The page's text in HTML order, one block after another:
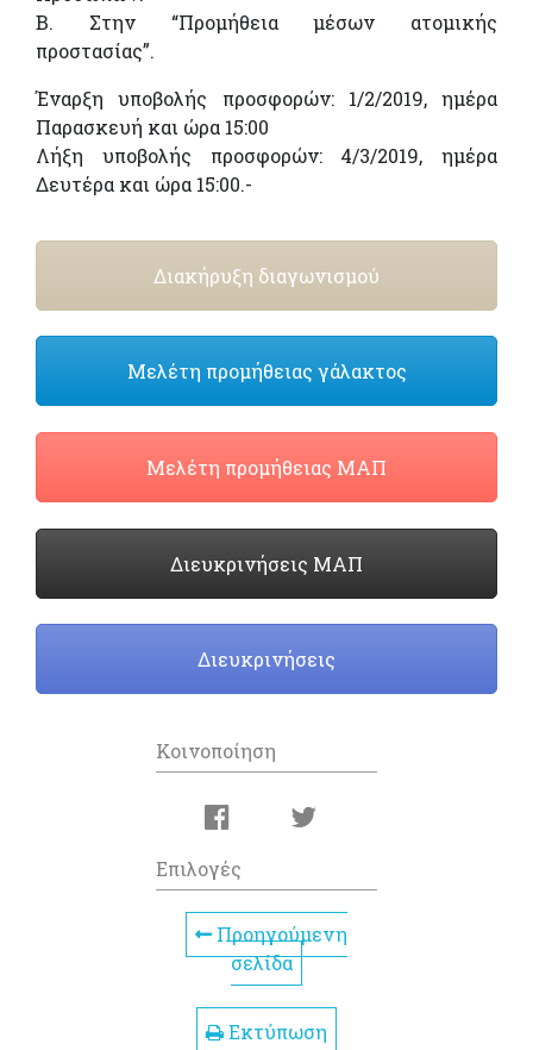
Β. Στην “Προμήθεια μέσων ατομικής
προστασίας”.
Έναρξη υποβολής προσφορών: 1/2/2019, ημέρα
Παρασκευή και ώρα 15:00
Λήξη υποβολής προσφορών: 4/3/2019, ημέρα
Δευτέρα και ώρα 15:00.-
Διακήρυξη διαγωνισμού
Μελέτη προμήθειας γάλακτος
Μελέτη προμήθειας ΜΑΠ
Διευκρινήσεις ΜΑΠ
Διευκρινήσεις
Κοινοποίηση
Επιλογές
Προηγούμενη
σελίδα
Εκτύπωση